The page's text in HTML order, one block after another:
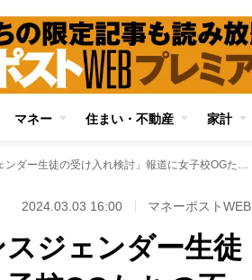
マネー 住まい・不動産 家計
「女子中高の一部がトランスジェンダー生徒の受け入れ検討」報道に女子校OGたちの不安 「生徒は未成熟」「女子校の意義は大事にして」
2024.03.03 16:00 マネーポストWEB
スジェンダー生徒